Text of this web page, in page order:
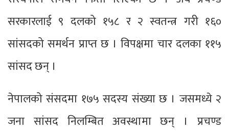
सरकारलाई ९ दलको १५८ र २ स्वतन्त्र गरी १६०
सांसदको समर्थन प्राप्त छ । विपक्षमा चार दलका ११५
सांसद छन् ।
नेपालको संसदमा १७५ सदस्य संख्या छ । जसमध्ये २
जना सांसद निलम्बित अवस्थामा छन् । प्रचण्ड